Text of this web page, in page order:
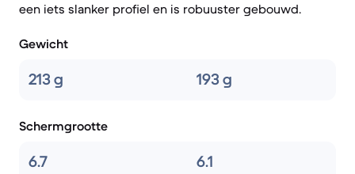
een iets slanker profiel en is robuuster gebouwd.
Gewicht
213 g 193 g
Schermgrootte
6.7 6.1